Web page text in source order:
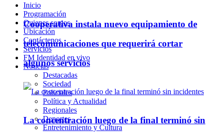
Cooperativa instala nuevo equipamiento de
telecomunicaciones que requerirá cortar
algunos servicios
La concentración luego de la final terminó sin
Inicio
Programación
Quienes somos
Ubicación
Contáctenos
Servicios
FM Identidad en vivo
Noticias
Destacadas
Sociedad
Policiales
Política y Actualidad
Regionales
Deportes
Entretenimiento y Cultura